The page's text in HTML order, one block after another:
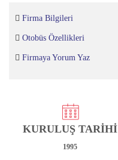
Firma Bilgileri
Otobüs Özellikleri
Firmaya Yorum Yaz
KURULUŞ TARİHİ
1995